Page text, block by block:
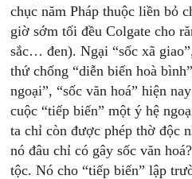
chục năm Pháp thuộc liền bỏ
giờ sớm tối đều Colgate cho
sắc… đen). Ngại “sốc xã
thứ chống “diễn biến hoà
ngoại”, “sốc văn hoá” hiện
cuộc “tiếp biến” một ý hệ
ta chỉ còn được phép thờ độc
nó đâu chỉ có gây sốc văn
tộc. Nó cho “tiếp biến” lập